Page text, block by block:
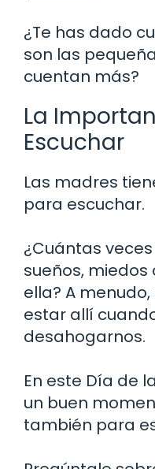
¿Te has dado
son las
cuentan más?
La
Escuchar
Las madres
para escuchar.
¿Cuántas
sueños,
ella? A
estar allí
desahogarnos.
En este Día de
un buen
también para